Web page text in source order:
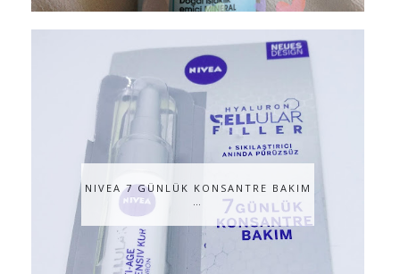
NIVEA 7 GÜNLÜK KONSANTRE BAKIM
…